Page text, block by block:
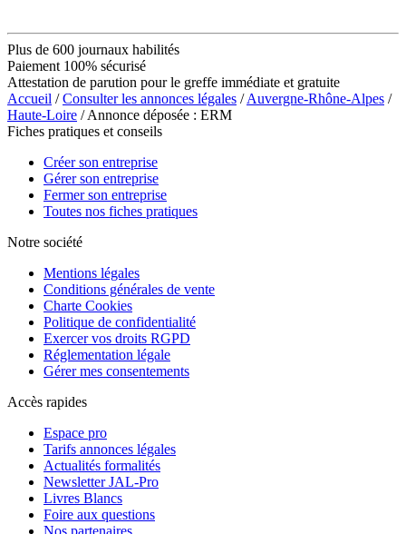
Plus de 600 journaux habilités
Paiement 100% sécurisé
Attestation de parution pour le greffe immédiate et gratuite
Accueil /Consulter les annonces légales /Auvergne-Rhône-Alpes /
Haute-Loire / Annonce déposée : ERM
Fiches pratiques et conseils
Créer son entreprise
Gérer son entreprise
Fermer son entreprise
Toutes nos fiches pratiques
Notre société
Mentions légales
Conditions générales de vente
Charte Cookies
Politique de confidentialité
Exercer vos droits RGPD
Réglementation légale
Gérer mes consentements
Accès rapides
Espace pro
Tarifs annonces légales
Actualités formalités
Newsletter JAL-Pro
Livres Blancs
Foire aux questions
Nos partenaires